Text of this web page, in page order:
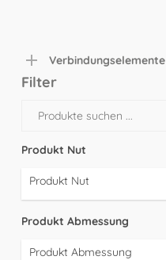
Verbindungselemente
Filter
Produkt Nut
Produkt Nut
Produkt Abmessung
Produkt Abmessung